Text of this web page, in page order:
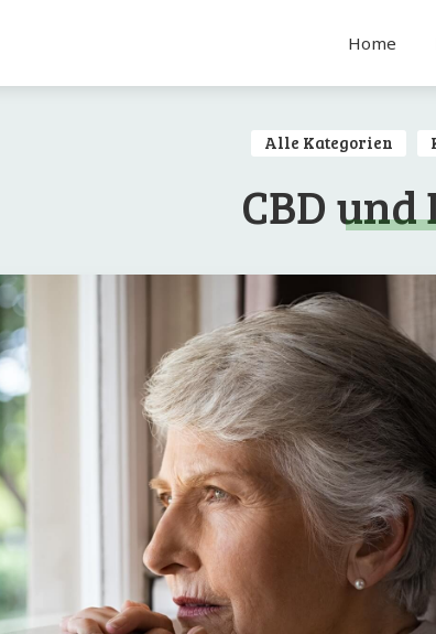
Home
Alle Kategorien
CBD und